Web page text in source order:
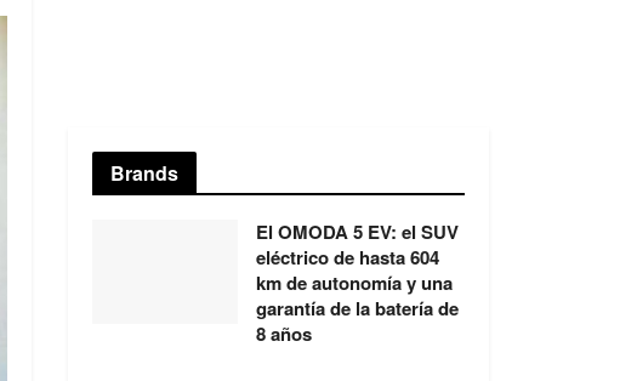
Brands
El OMODA 5 EV: el SUV
eléctrico de hasta 604
km de autonomía y una
garantía de la batería de
8 años